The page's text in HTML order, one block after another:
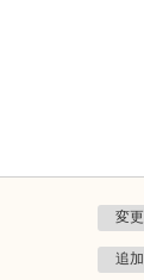
変更
追加